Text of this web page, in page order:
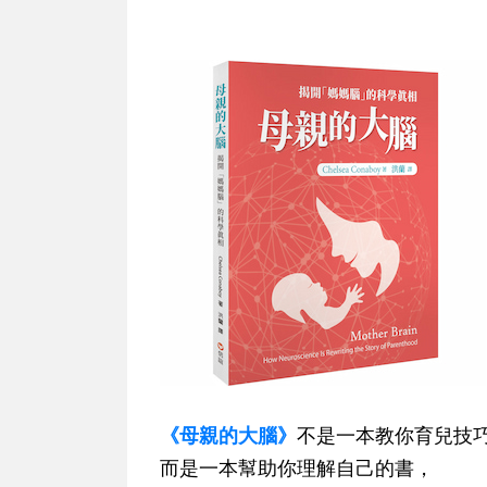
《母親的大腦》 不是一本教你育兒技
而是一本幫助你理解自己的書，